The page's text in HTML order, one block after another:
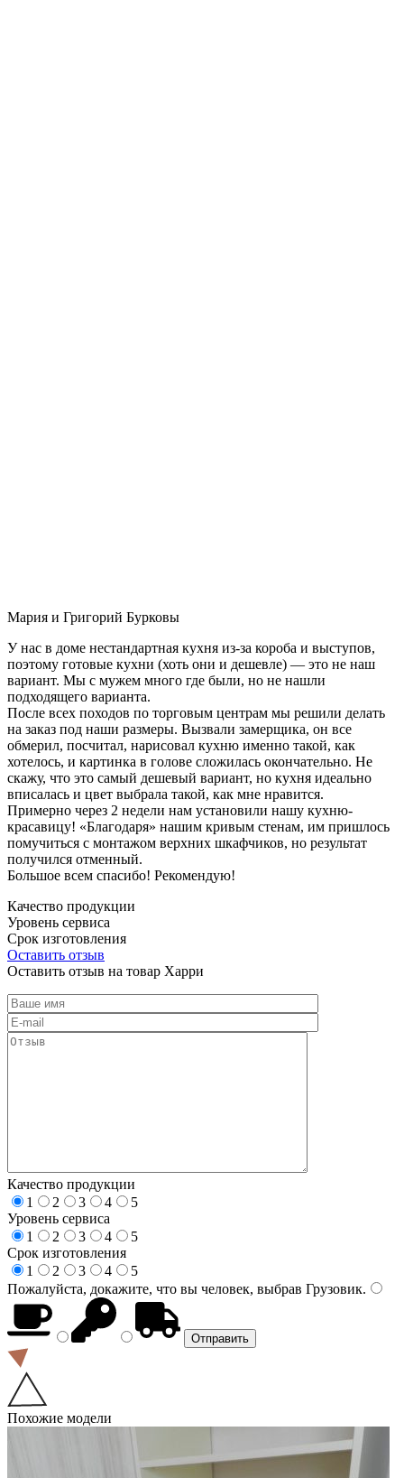
Мария и Григорий Бурковы
У нас в доме нестандартная кухня из-за короба и выступов,
поэтому готовые кухни (хоть они и дешевле) — это не наш
вариант. Мы с мужем много где были, но не нашли
подходящего варианта.
После всех походов по торговым центрам мы решили делать
на заказ под наши размеры. Вызвали замерщика, он все
обмерил, посчитал, нарисовал кухню именно такой, как
хотелось, и картинка в голове сложилась окончательно. Не
скажу, что это самый дешевый вариант, но кухня идеально
вписалась и цвет выбрала такой, как мне нравится.
Примерно через 2 недели нам установили нашу кухню-
красавицу! «Благодаря» нашим кривым стенам, им пришлось
помучиться с монтажом верхних шкафчиков, но результат
получился отменный.
Большое всем спасибо! Рекомендую!
Качество продукции
Уровень сервиса
Срок изготовления
Оставить отзыв
Оставить отзыв на товар Харри
Качество продукции
1
2 3 4
5
Уровень сервиса
1
2 3 4
5
Срок изготовления
1
2 3 4
5
Пожалуйста, докажите, что вы человек, выбрав Грузовик.
Похожие модели